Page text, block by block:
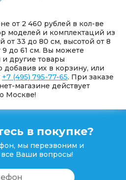
от 2 460 рублей в кол-ве
моделей и комплектаций из
от 33 до 80 см, высотой от 8
9 до 61 см. Вы можете
другие товары
добавив их в корзину, или
+7 (495) 795-77-65. При заказе
магазине действует
Москве!
в покупке?
мы перезвоним и
все Ваши вопросы!